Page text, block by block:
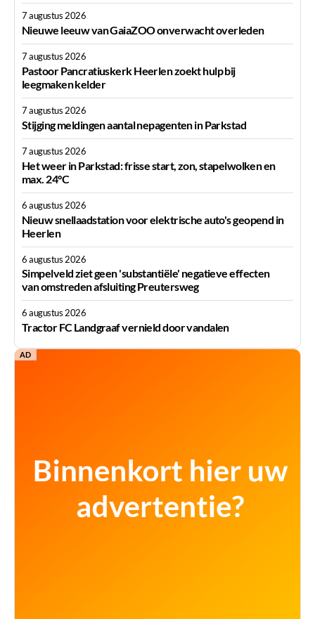
7 augustus 2026
Nieuwe leeuw van GaiaZOO onverwacht overleden
7 augustus 2026
Pastoor Pancratiuskerk Heerlen zoekt hulp bij
leegmaken kelder
7 augustus 2026
Stijging meldingen aantal nepagenten in Parkstad
7 augustus 2026
Het weer in Parkstad: frisse start, zon, stapelwolken en
max. 24°C
6 augustus 2026
Nieuw snellaadstation voor elektrische auto's geopend in
Heerlen
6 augustus 2026
Simpelveld ziet geen 'substantiële' negatieve effecten
van omstreden afsluiting Preutersweg
6 augustus 2026
Tractor FC Landgraaf vernield door vandalen
AD